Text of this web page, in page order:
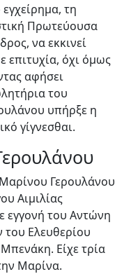
τη
Πρωτεύουσα
να εκκινεί
επιτυχία, όχι όμως
αφήσει
του
υπήρξε η
γίγνεσθαι.
Γερουλάνου
Αιμιλίας
εγγονή του Αντώνη
Ελευθερίου
Είχε τρία
Μαρίνα.